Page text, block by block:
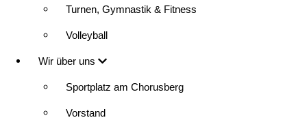
Turnen, Gymnastik & Fitness
Volleyball
Wir über uns
Sportplatz am Chorusberg
Vorstand